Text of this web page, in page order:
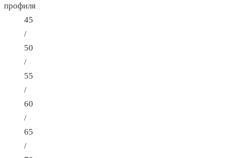
профиля
45
/
50
/
55
/
60
/
65
/